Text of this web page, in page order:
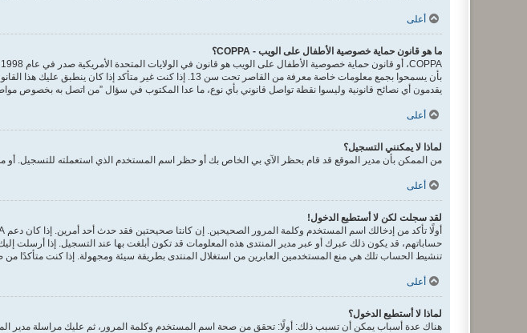
أعلى
ما هو قانون حماية خصوصية الأطفال على الويب - COPPA؟
يقدمون أي نصائح قانونية وليسوا نقطة تواصل قانوني بأي نوع، ما عدا المكتوب في سؤال ”من اتصل به بخصوص مواضيع
أعلى
لماذا لا يمكنني التسجيل؟
من الممكن بأن مدير الموقع قد قام بحظر الآي بي الخاص بك أو حظر اسم المستخدم الذي استعملته للتسجيل. أو
أعلى
لقد سجلت لكن لا أستطيع الدخول!
حساباتهم، قد يكون ذلك عبرك أو عبر مدير المنتدى هذه المعلومات قد تكون أبلغت بها عند التسجيل. إذا أرسلت
تنشيط الحساب تلك هي منع المستخدمين العابرين من استغلال المنتدى بطريقة سيئة ومجهولة. إذا كنت متأكدًا من
أعلى
لماذا لا أستطيع الدخول؟
هناك عدة أسباب يمكن أن تسبب ذلك: أولًا: تحقق من صحة اسم المستخدم وكلمة المرور، ثم عليك مراسلة مدير